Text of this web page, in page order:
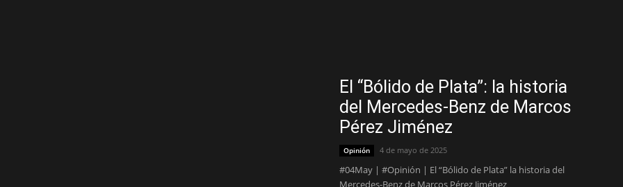
El “Bólido de Plata”: la historia
del Mercedes-Benz de Marcos
Pérez Jiménez
Opinión 4 de mayo de 2025
#04May | #Opinión | El “Bólido de Plata” la historia del
Mercedes-Benz de Marcos Pérez Jiménez